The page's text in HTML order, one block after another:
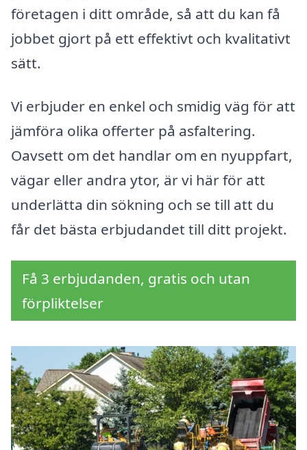
företagen i ditt område, så att du kan få
jobbet gjort på ett effektivt och kvalitativt
sätt.
Vi erbjuder en enkel och smidig väg för att
jämföra olika offerter på asfaltering.
Oavsett om det handlar om en nyuppfart,
vägar eller andra ytor, är vi här för att
underlätta din sökning och se till att du
får det bästa erbjudandet till ditt projekt.
Få 3 erbjudanden, gratis och utan
förpliktelser